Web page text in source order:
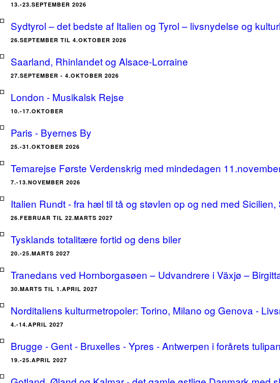
13.-23.SEPTEMBER 2026
Sydtyrol – det bedste af Italien og Tyrol – livsnydelse og
26.SEPTEMBER TIL 4.OKTOBER 2026
Saarland, Rhinlandet og Alsace-Lorraine
27.SEPTEMBER - 4.OKTOBER 2026
London - Musikalsk Rejse
10.-17.OKTOBER
Paris - Byernes By
25.-31.OKTOBER 2026
Temarejse Første Verdenskrig med mindedagen
7.-13.NOVEMBER 2026
Italien Rundt - fra hæl til tå og støvlen op og ned med
26.FEBRUAR TIL 22.MARTS 2027
Tysklands totalitære fortid og dens biler
20.-25.MARTS 2027
Tranedans ved Hornborgasøen – Udvandrere i Växjø –
30.MARTS TIL 1.APRIL 2027
Norditaliens kulturmetropoler: Torino, Milano og Genova -
4.-14.APRIL 2027
Brugge - Gent - Bruxelles - Ypres - Antwerpen i forårets
19.-25.APRIL 2027